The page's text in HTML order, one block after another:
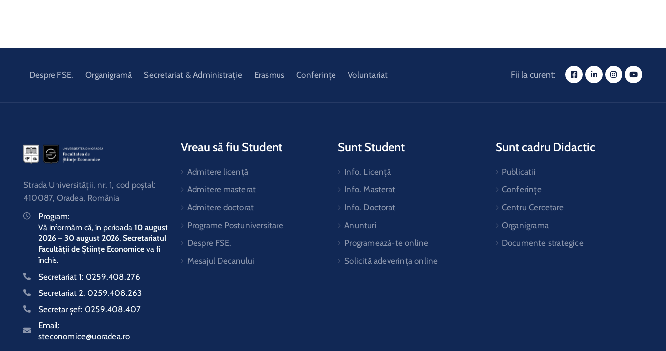
Despre FSE. Organigramă Secretariat & Administrație Erasmus Conferințe Voluntariat Fii la curent:
Strada Universităţii, nr. 1, cod poştal:
410087, Oradea, România
Program:
Vă informăm că, în perioada 10 august
2026 – 30 august 2026, Secretariatul
Facultății de Științe Economice va fi
închis.
Secretariat 1: 0259.408.276
Secretariat 2: 0259.408.263
Secretar şef: 0259.408.407
Email:
steconomice@uoradea.ro
Vreau să fiu Student
Admitere licență
Admitere masterat
Admitere doctorat
Programe Postuniversitare
Despre FSE.
Mesajul Decanului
Sunt Student
Info. Licență
Info. Masterat
Info. Doctorat
Anunturi
Programează-te online
Solicită adeverința online
Sunt cadru Didactic
Publicatii
Conferințe
Centru Cercetare
Organigrama
Documente strategice